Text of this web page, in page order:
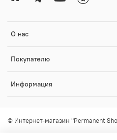
О нас
Покупателю
Информация
© Интернет-магазин "Permanent